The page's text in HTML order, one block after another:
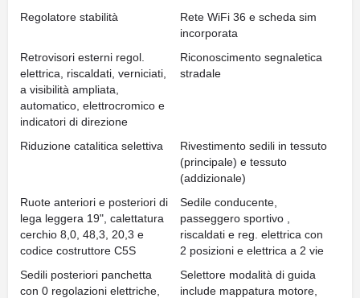
Regolatore stabilità
Rete WiFi 36 e scheda sim
incorporata
Retrovisori esterni regol.
elettrica, riscaldati, verniciati,
a visibilità ampliata,
automatico, elettrocromico e
indicatori di direzione
Riconoscimento segnaletica
stradale
Riduzione catalitica selettiva
Rivestimento sedili in tessuto
(principale) e tessuto
(addizionale)
Ruote anteriori e posteriori di
lega leggera 19", calettatura
cerchio 8,0, 48,3, 20,3 e
codice costruttore C5S
Sedile conducente,
passeggero sportivo ,
riscaldati e reg. elettrica con
2 posizioni e elettrica a 2 vie
Sedili posteriori panchetta
con 0 regolazioni elettriche,
Selettore modalità di guida
include mappatura motore,